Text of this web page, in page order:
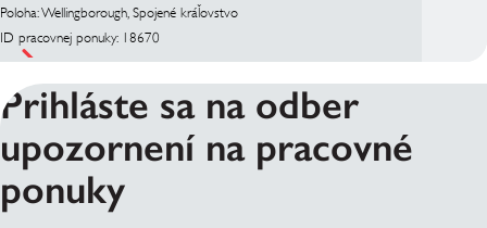
Poloha: Wellingborough, Spojené kráľovstvo
ID pracovnej ponuky: 18670
Prihláste sa na odber
upozornení na pracovné
ponuky